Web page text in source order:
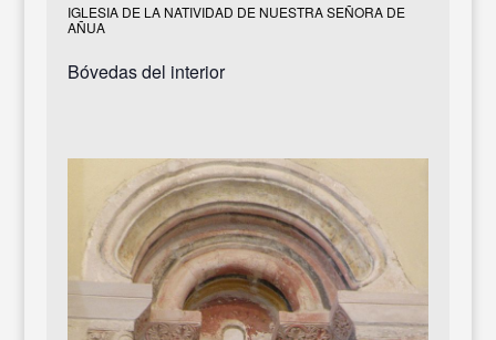
IGLESIA DE LA NATIVIDAD DE NUESTRA SEÑORA DE
AÑUA
Bóvedas del interior